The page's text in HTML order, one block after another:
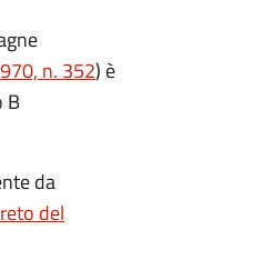
n. 352) è
B
da
del